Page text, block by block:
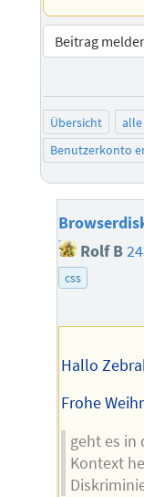
Beitrag
Übersicht alle
Benutzerkonto
Rolf B
css
Hallo
Frohe
geht es in
Kontext